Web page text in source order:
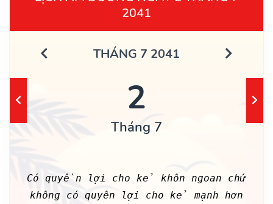
2041
THÁNG 7 2041
2
Tháng 7
Có quyền lợi cho kẻ khôn ngoan chứ
không có quyên lợi cho kẻ mạnh hơn